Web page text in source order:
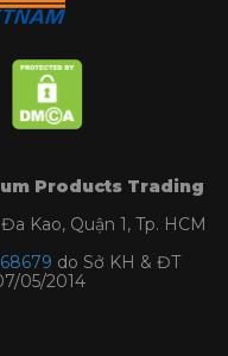
Products Trading
Kao, Quận 1, Tp. HCM
do Sở KH & ĐT
05/2014